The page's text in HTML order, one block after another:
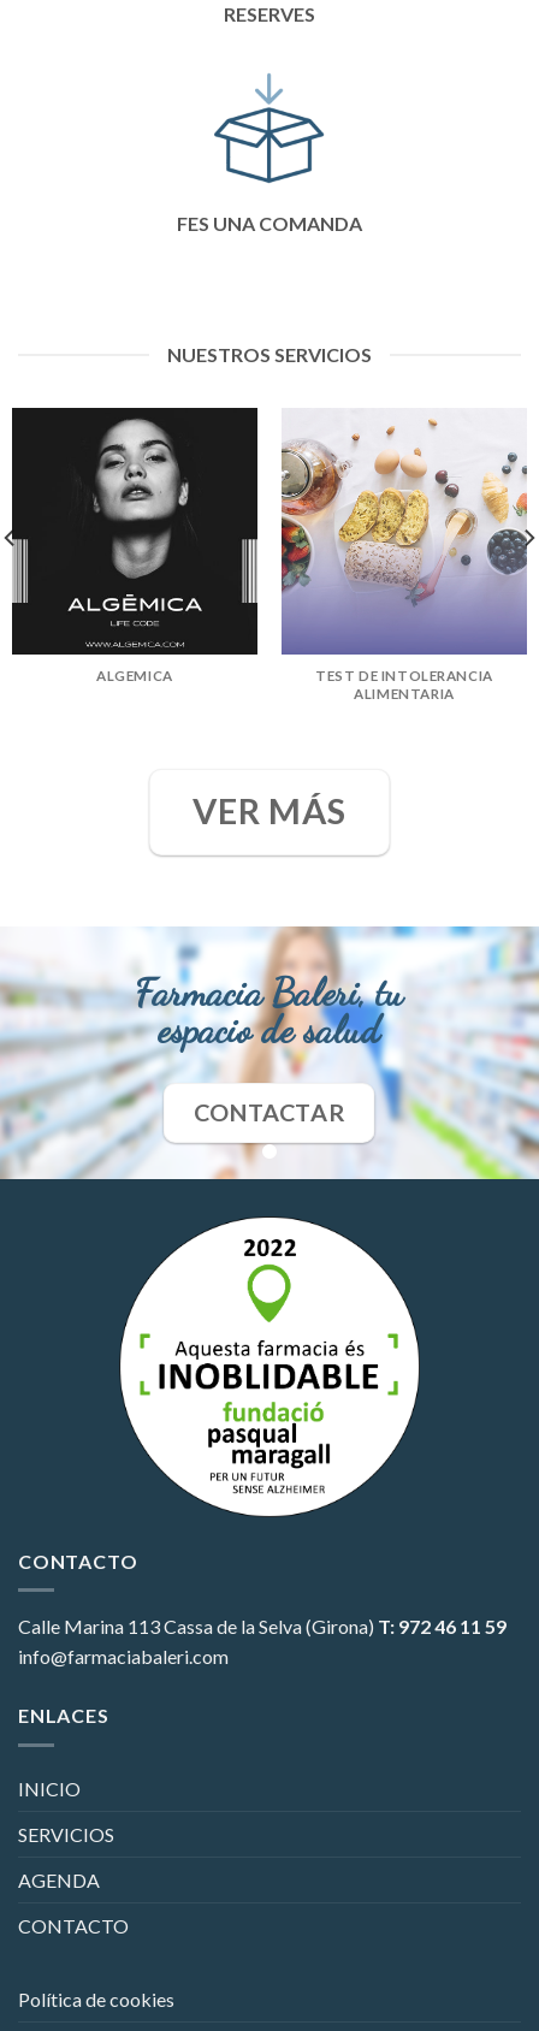
RESERVES
FES UNA COMANDA
NUESTROS SERVICIOS
ALGEMICA
TEST DE INTOLERANCIA
ALIMENTARIA
VER MÁS
Farmacia Baleri, tu
espacio de salud
CONTACTAR
CONTACTO
Calle Marina 113Cassa de la Selva (Girona) T: 972 46 11 59
info@farmaciabaleri.com
ENLACES
INICIO
SERVICIOS
AGENDA
CONTACTO
Política de cookies